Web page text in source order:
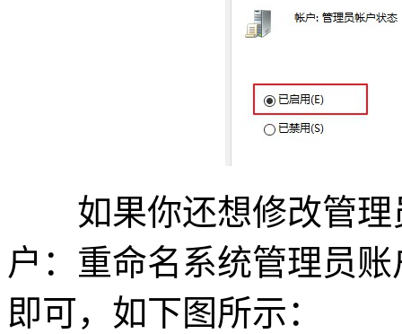
如果你还想修改管理
户：重命名系统管理员
即可，如下图所示：